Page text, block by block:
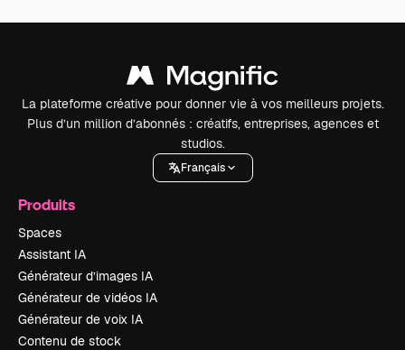
La plateforme créative pour donner vie à vos meilleurs projets.
Plus d’un million d’abonnés : créatifs, entreprises, agences et
studios.
Français
Produits
Spaces
Assistant IA
Générateur d’images IA
Générateur de vidéos IA
Générateur de voix IA
Contenu de stock